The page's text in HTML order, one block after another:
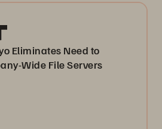
Eliminates Need to
Wide File Servers